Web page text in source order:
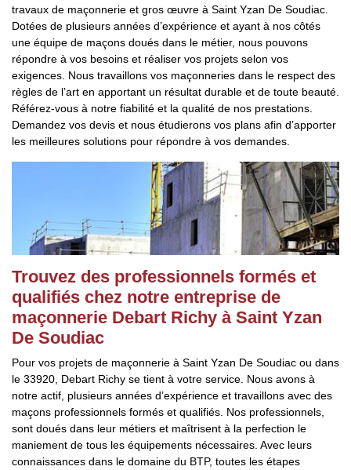
travaux de maçonnerie et gros œuvre à Saint Yzan De Soudiac.
Dotées de plusieurs années d’expérience et ayant à nos côtés
une équipe de maçons doués dans le métier, nous pouvons
répondre à vos besoins et réaliser vos projets selon vos
exigences. Nous travaillons vos maçonneries dans le respect des
règles de l’art en apportant un résultat durable et de toute beauté.
Référez-vous à notre fiabilité et la qualité de nos prestations.
Demandez vos devis et nous étudierons vos plans afin d’apporter
les meilleures solutions pour répondre à vos demandes.
Trouvez des professionnels formés et
qualifiés chez notre entreprise de
maçonnerie Debart Richy à Saint Yzan
De Soudiac
Pour vos projets de maçonnerie à Saint Yzan De Soudiac ou dans
le 33920, Debart Richy se tient à votre service. Nous avons à
notre actif, plusieurs années d’expérience et travaillons avec des
maçons professionnels formés et qualifiés. Nos professionnels,
sont doués dans leur métiers et maîtrisent à la perfection le
maniement de tous les équipements nécessaires. Avec leurs
connaissances dans le domaine du BTP, toutes les étapes